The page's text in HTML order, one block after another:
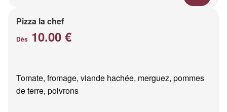
Pizza la chef
Dès 10.00 €
Tomate, fromage, viande hachée, merguez, pommes
de terre, poivrons